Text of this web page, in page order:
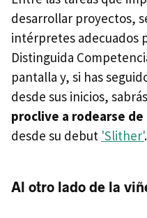
desarrollar proyectos,
intérpretes adecuados
Distinguida
pantalla y, si has
desde sus inicios,
proclive a rodearse
desde su debut 'Slither'.
Al otro lado de la